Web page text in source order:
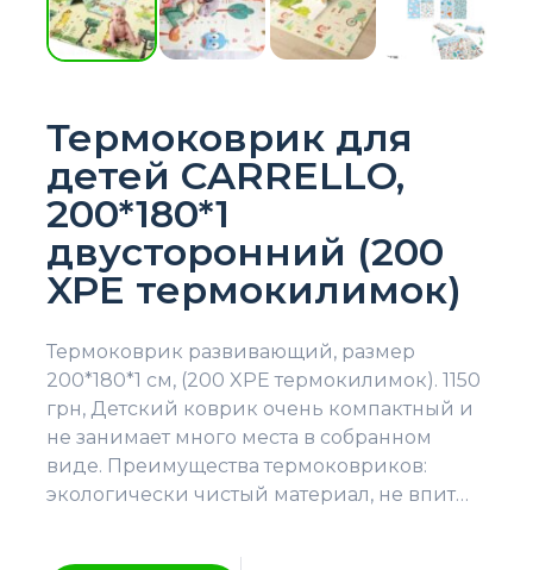
Термоковрик для
детей CARRELLO,
200*180*1
двусторонний (200
XPE термокилимок)
Термоковрик развивающий, размер
200*180*1 см, (200 XPE термокилимок). 1150
грн, Детский коврик очень компактный и
не занимает много места в собранном
виде. Преимущества термоковриков:
экологически чистый материал, не впит…